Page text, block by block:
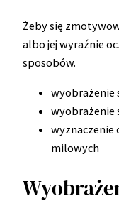
Żeby się
albo jej wyraźnie
sposobów.
wyobrażenie
wyobrażenie
wyznaczenie
milowych